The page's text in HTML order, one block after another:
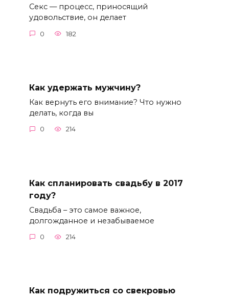
Секс — процесс, приносящий
удовольствие, он делает
0 182
Как удержать мужчину?
Как вернуть его внимание? Что нужно
делать, когда вы
0 214
Как спланировать свадьбу в 2017
году?
Свадьба – это самое важное,
долгожданное и незабываемое
0 214
Как подружиться со свекровью